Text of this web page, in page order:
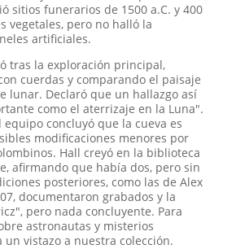
sitios funerarios de 1500 a.C. y 400
vegetales, pero no halló la
artificiales.
tras la exploración principal,
cuerdas y comparando el paisaje
lunar. Declaró que un hallazgo así
como el aterrizaje en la Luna".
equipo concluyó que la cueva es
modificaciones menores por
Hall creyó en la biblioteca
afirmando que había dos, pero sin
posteriores, como las de Alex
documentaron grabados y la
pero nada concluyente. Para
astronautas y misterios
un vistazo a nuestra colección.